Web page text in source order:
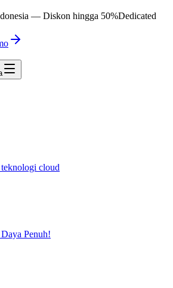
— Diskon hingga 50%Dedicated
cloud
Penuh!